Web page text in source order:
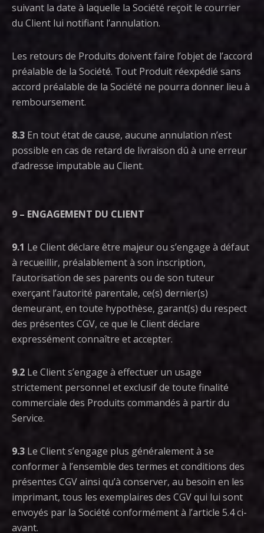
suivant la date à laquelle la Société reçoit le courrier
du Client lui notifiant l’annulation.
Les retours de Produits doivent faire l’objet de l’accord
préalable de la Société. Tout Produit réexpédié sans
accord préalable de la Société ne pourra donner lieu à
remboursement.
8.3 En tout état de cause, aucune annulation n’est
possible en cas de retard de livraison dû à une erreur
d’adresse imputable au Client.
9 – ENGAGEMENT DU CLIENT
9.1 Le Client déclare être majeur ou s’engage à défaut
à recueillir, préalablement à son inscription,
l’autorisation de ses parents ou de son tuteur
exerçant l’autorité parentale, ce(s) dernier(s)
demeurant, en toute hypothèse, garant(s) du respect
des présentes CGV, ce que le Client déclare
expressément connaître et accepter.
9.2 Le Client s’engage à effectuer un usage
strictement personnel et exclusif de toute finalité
commerciale des Produits commandés à partir du
Service.
9.3 Le Client s’engage plus généralement à se
conformer à l’ensemble des termes et conditions des
présentes CGV ainsi qu’à conserver, au besoin en les
imprimant, tous les exemplaires des CGV qui lui sont
envoyés par la Société conformément à l’article 5.4 ci-
avant.